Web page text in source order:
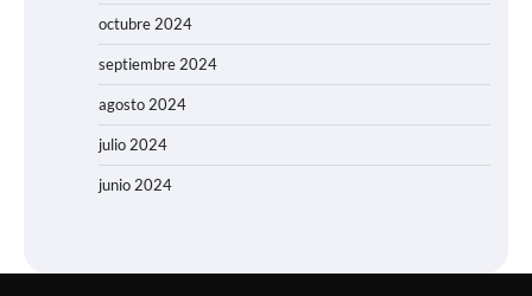
octubre 2024
septiembre 2024
agosto 2024
julio 2024
junio 2024